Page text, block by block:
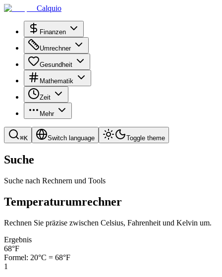
Calquio
Finanzen
Umrechner
Gesundheit
Mathematik
Zeit
Mehr
⌘K Switch language Toggle theme
Suche
Suche nach Rechnern und Tools
Temperaturumrechner
Rechnen Sie präzise zwischen Celsius, Fahrenheit und Kelvin um.
Ergebnis
68°F
Formel: 20°C = 68°F
1